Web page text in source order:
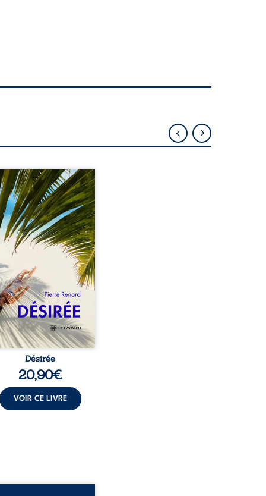
Pierre, jeune retraité,
qu’il est devenu une
femme métissée de
ans. À peine a-t-il
à apprivoiser ce
corps qu’Ange surgit
sa vie et fait vaciller
ses certitudes. Entre
est immédiate,
jusqu’à ce qu’un
familial fasse planer
: et s’ils étaient
demi-frère et ...
Désirée
20,90€
VOIR CE LIVRE